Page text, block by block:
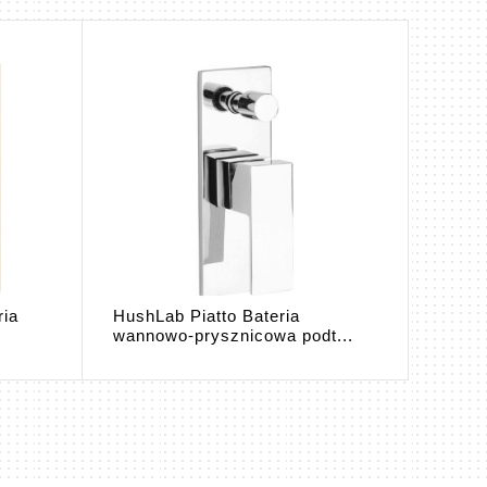
HushLab Piatto Bateria
wannowo-prysznicowa podt...